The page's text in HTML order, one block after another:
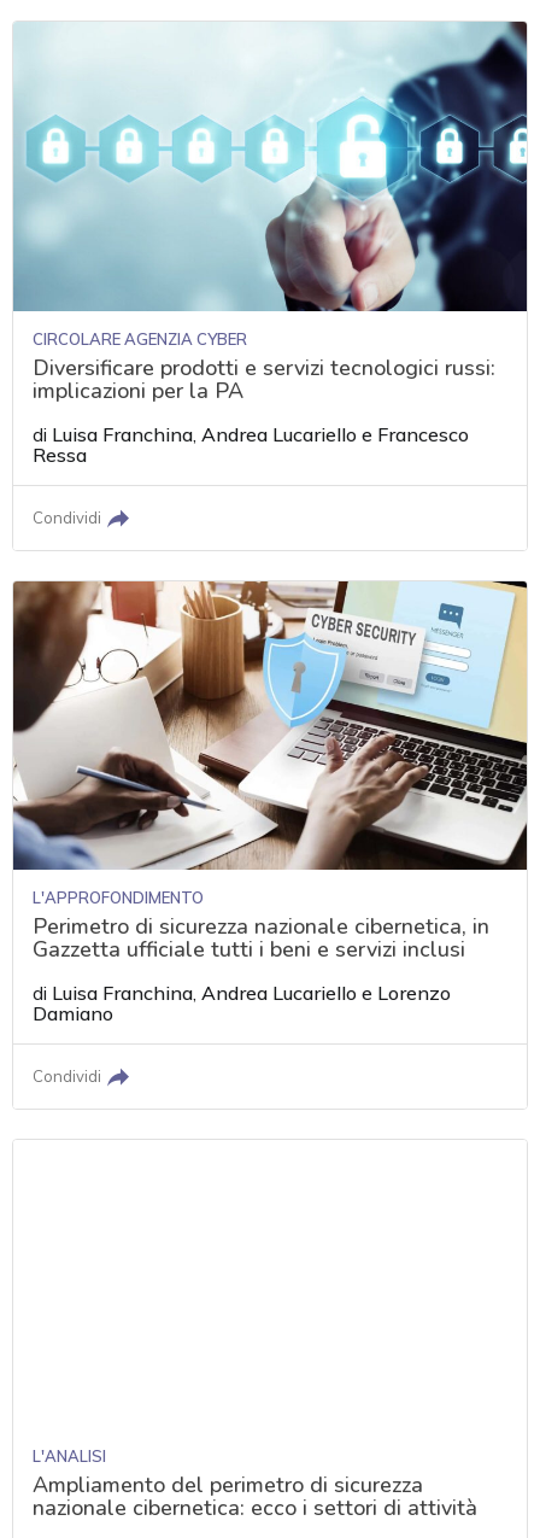
CIRCOLARE AGENZIA CYBER
Diversificare prodotti e servizi tecnologici russi:
implicazioni per la PA
di Luisa Franchina ,Andrea Lucariello e Francesco
Ressa
Condividi
L'APPROFONDIMENTO
Perimetro di sicurezza nazionale cibernetica, in
Gazzetta ufficiale tutti i beni e servizi inclusi
di Luisa Franchina ,Andrea Lucariello e Lorenzo
Damiano
Condividi
L'ANALISI
Ampliamento del perimetro di sicurezza
nazionale cibernetica: ecco i settori di attività